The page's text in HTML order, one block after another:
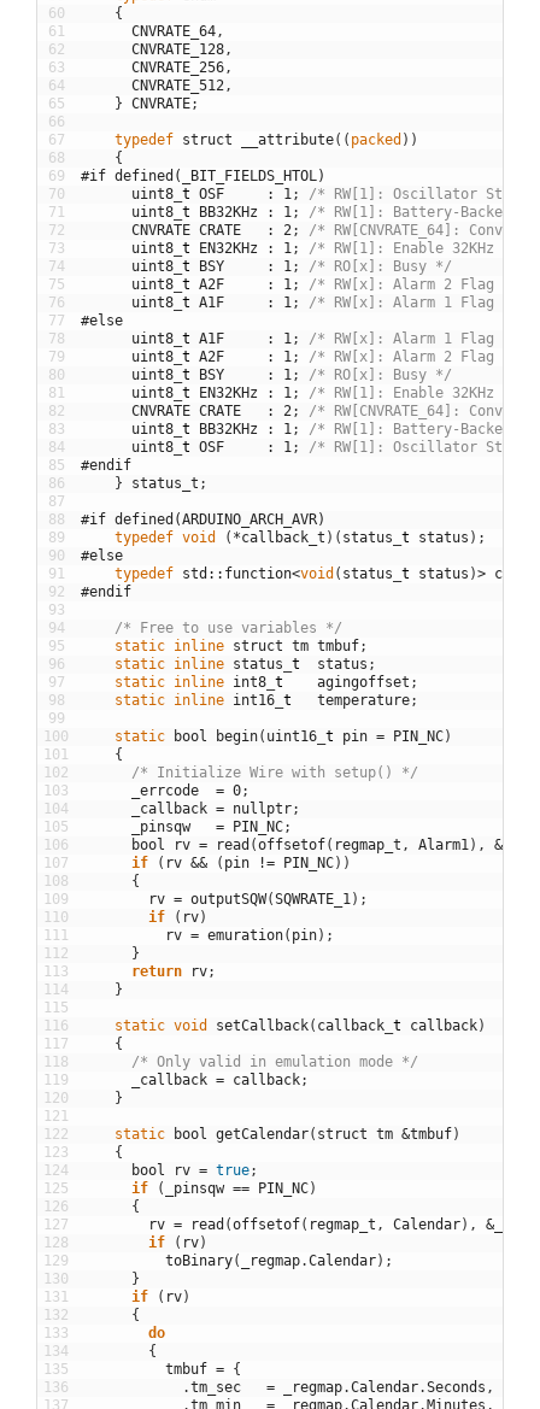
60
61
62
63
64
65
66
67
68
69
70
71
72
73
74
75
76
77
78
79
80
81
82
83
84
85
86
87
88
89
90
91
92
93
94
95
96
97
98
99
100
101
102
103
104
105
106
107
108
109
110
111
112
113
114
115
116
117
118
119
120
121
122
123
124
125
126
127
128
129
130
131
132
133
134
135
136
137
{
CNVRATE_64 ,
CNVRATE_128 ,
CNVRATE_256 ,
CNVRATE_512 ,
} CNVRATE;
typedef struct __attribute( ( packed ) )
{
#if defined(_BIT_FIELDS_HTOL)
uint8 t OSF : 1 ;
/* RW[1]: Oscillator Stop
uint8 t BB32KHz : 1 ;
/* RW[1]: Battery-Backed
CNVRATE CRATE : 2 ;
/* RW[CNVRATE_64]:
uint8 t EN32KHz : 1 ;
/* RW[1]: Enable 32KHz
uint8 t BSY : 1 ;
/* RO[x]: Busy */
uint8 t A2F : 1 ;
/* RW[x]: Alarm 2 Flag */
uint8 t A1F : 1 ;
/* RW[x]: Alarm 1 Flag */
#else
uint8 t A1F : 1 ;
/* RW[x]: Alarm 1 Flag */
uint8 t A2F : 1 ;
/* RW[x]: Alarm 2 Flag */
uint8 t BSY : 1 ;
/* RO[x]: Busy */
uint8 t EN32KHz : 1 ;
/* RW[1]: Enable 32KHz
CNVRATE CRATE : 2 ;
/* RW[CNVRATE_64]:
uint8 t BB32KHz : 1 ;
/* RW[1]: Battery-Backed
uint8 t OSF : 1 ;
/* RW[1]: Oscillator Stop
#endif
}
status_t ;
#if defined(ARDUINO_ARCH_AVR)
typedef void ( *callback_t ) ( status t status ) ;
#else
typedef std :: function<void ( status t status )>
#endif
/* Free to use variables */
static inline struct tm tmbuf;
static inline status t status ;
static inline int8 t agingoffset ;
static inline int16 t temperature;
static bool begin( uint16 t pin = PIN_NC)
{
/* Initialize Wire with setup() */
_errcode
= 0;
_callback = nullptr;
_pinsqw
= PIN_NC;
bool
rv = read (offsetof( regmap_t , Alarm1 ) , &
if
( rv && ( pin != PIN_NC) )
{
rv = outputSQW(SQWRATE_1 ) ;
if
( rv)
rv = emuration( pin) ;
}
return
rv;
}
static void setCallback( callback t callback)
{
/* Only valid in emulation mode */
_callback = callback;
}
static bool getCalendar( struct tm &tmbuf)
{
bool
rv = true;
if
( _pinsqw == PIN_NC)
{
rv = read (offsetof( regmap_t , Calendar) , &
if
( rv)
toBinary( _regmap.Calendar) ;
}
if
( rv)
{
do
{
tmbuf = {
.tm_sec = _regmap.Calendar.Seconds ,
.tm_min = _regmap.Calendar.Minutes ,